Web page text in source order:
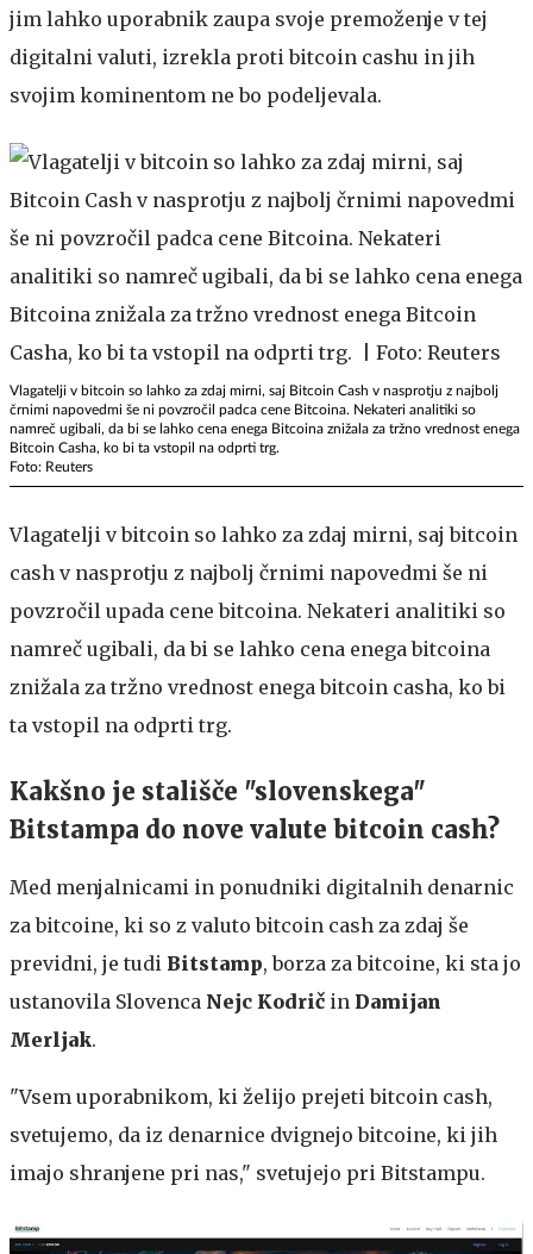
jim lahko uporabnik zaupa svoje premoženje v tej
digitalni valuti, izrekla proti bitcoin cashu in jih
svojim kominentom ne bo podeljevala.
Vlagatelji v bitcoin so lahko za zdaj mirni, saj Bitcoin Cash v nasprotju z najbolj
črnimi napovedmi še ni povzročil padca cene Bitcoina. Nekateri analitiki so
namreč ugibali, da bi se lahko cena enega Bitcoina znižala za tržno vrednost enega
Bitcoin Casha, ko bi ta vstopil na odprti trg.
Foto: Reuters
Vlagatelji v bitcoin so lahko za zdaj mirni, saj bitcoin
cash v nasprotju z najbolj črnimi napovedmi še ni
povzročil upada cene bitcoina. Nekateri analitiki so
namreč ugibali, da bi se lahko cena enega bitcoina
znižala za tržno vrednost enega bitcoin casha, ko bi
ta vstopil na odprti trg.
Kakšno je stališče "slovenskega"
Bitstampa do nove valute bitcoin cash?
Med menjalnicami in ponudniki digitalnih denarnic
za bitcoine, ki so z valuto bitcoin cash za zdaj še
previdni, je tudi Bitstamp, borza za bitcoine, ki sta jo
ustanovila Slovenca Nejc Kodrič in Damijan
Merljak.
"Vsem uporabnikom, ki želijo prejeti bitcoin cash,
svetujemo, da iz denarnice dvignejo bitcoine, ki jih
imajo shranjene pri nas," svetujejo pri Bitstampu.